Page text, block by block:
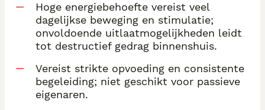
Hoge energiebehoefte vereist veel
dagelijkse beweging en stimulatie;
onvoldoende uitlaatmogelijkheden leidt
tot destructief gedrag binnenshuis.
Vereist strikte opvoeding en consistente
begeleiding; niet geschikt voor passieve
eigenaren.